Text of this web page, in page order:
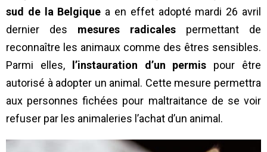
sud de la Belgique a en effet adopté mardi 26 avril
dernier des mesures radicales permettant de
reconnaître les animaux comme des êtres sensibles.
Parmi elles,l’instauration d’un permis pour être
autorisé à adopter un animal. Cette mesure permettra
aux personnes fichées pour maltraitance de se voir
refuser par les animaleries l’achat d’un animal.